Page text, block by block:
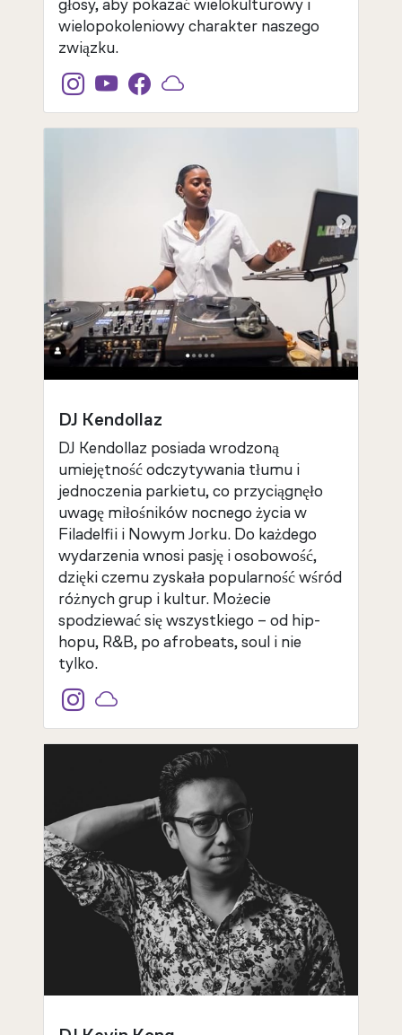
głosy, aby pokazać wielokulturowy i
wielopokoleniowy charakter naszego
związku.
DJ Kendollaz
DJ Kendollaz posiada wrodzoną
umiejętność odczytywania tłumu i
jednoczenia parkietu, co przyciągnęło
uwagę miłośników nocnego życia w
Filadelfii i Nowym Jorku. Do każdego
wydarzenia wnosi pasję i osobowość,
dzięki czemu zyskała popularność wśród
różnych grup i kultur. Możecie
spodziewać się wszystkiego – od hip-
hopu, R&B, po afrobeats, soul i nie
tylko.